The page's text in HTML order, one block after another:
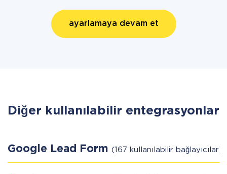
ayarlamaya devam et
Diğer kullanılabilir entegrasyonlar
Google Lead Form (167 kullanılabilir bağlayıcılar)